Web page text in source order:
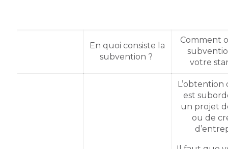
En quoi consiste la
subvention ?
Comment
votre
L’obtention
est
un projet
ou de